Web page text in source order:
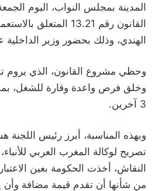
المدينة بمجلس النواب، اليوم
القانون رقم 13.21
الهندي، وذلك بحضور وزير الداخلية
وحظي مشروع القانون، الذي يروم
3 آخرين.
وبهذه المناسبة، أبرز رئيس اللجنة
تصريح لوكالة المغرب العربي
النقاش، أخذت الحكومة بعين
من شأنها أن تقدم قيمة مضافة وأن